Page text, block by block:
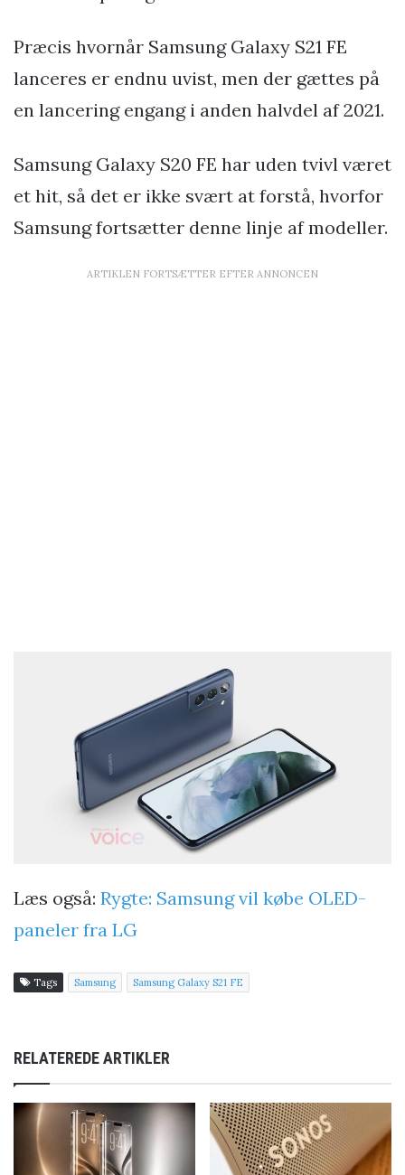
Præcis hvornår Samsung Galaxy S21 FE
lanceres er endnu uvist, men der gættes på
en lancering engang i anden halvdel af 2021.
Samsung Galaxy S20 FE har uden tvivl været
et hit, så det er ikke svært at forstå, hvorfor
Samsung fortsætter denne linje af modeller.
ARTIKLEN FORTSÆTTER EFTER ANNONCEN
Læs også: Rygte: Samsung vil købe OLED-
paneler fra LG
Tags Samsung Samsung Galaxy S21 FE
RELATEREDE ARTIKLER